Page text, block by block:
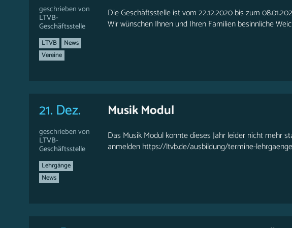
geschrieben von
LTVB-
Geschäftsstelle
LTVB
News
Vereine
Die Geschäftsstelle ist vom 22.12.2020 bis zum
Wir wünschen Ihnen und Ihren Familien besinnliche
21. Dez.
geschrieben von
LTVB-
Geschäftsstelle
Lehrgänge
News
Musik Modul
Das Musik Modul konnte dieses Jahr leider nicht mehr
anmelden https://ltvb.de/ausbildung/termine-